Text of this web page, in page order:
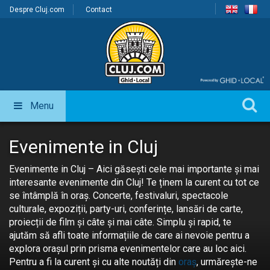
Despre Cluj.com Contact
Menu
Evenimente in Cluj
Evenimente in Cluj – Aici găsești cele mai importante și mai
interesante evenimente din Cluj! Te ținem la curent cu tot ce
se întâmplă în oraș. Concerte, festivaluri, spectacole
culturale, expoziții, party-uri, conferințe, lansări de carte,
proiecții de film și câte și mai câte. Simplu și rapid, te
ajutăm să afli toate informațiile de care ai nevoie pentru a
explora orașul prin prisma evenimentelor care au loc aici.
Pentru a fi la curent și cu alte noutăți din oraș, urmărește-ne